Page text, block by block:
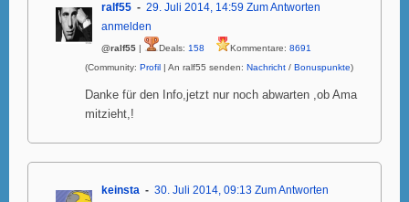
ralf55 29. Juli 2014, 14:59 Zum Antworten
anmelden
@ralf55 | Deals: 158 Kommentare: 8691
(Community: Profil | An ralf55 senden: Nachricht / Bonuspunkte)
Danke für den Info,jetzt nur noch abwarten ,ob Ama
mitzieht,!
keinsta 30. Juli 2014, 09:13 Zum Antworten